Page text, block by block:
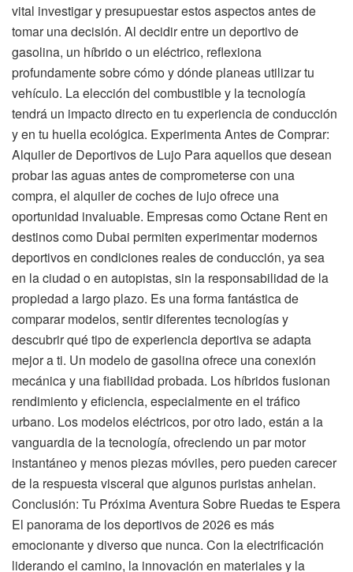
vital investigar y presupuestar estos aspectos antes de
tomar una decisión. Al decidir entre un deportivo de
gasolina, un híbrido o un eléctrico, reflexiona
profundamente sobre cómo y dónde planeas utilizar tu
vehículo. La elección del combustible y la tecnología
tendrá un impacto directo en tu experiencia de conducción
y en tu huella ecológica. Experimenta Antes de Comprar:
Alquiler de Deportivos de Lujo Para aquellos que desean
probar las aguas antes de comprometerse con una
compra, el alquiler de coches de lujo ofrece una
oportunidad invaluable. Empresas como Octane Rent en
destinos como Dubai permiten experimentar modernos
deportivos en condiciones reales de conducción, ya sea
en la ciudad o en autopistas, sin la responsabilidad de la
propiedad a largo plazo. Es una forma fantástica de
comparar modelos, sentir diferentes tecnologías y
descubrir qué tipo de experiencia deportiva se adapta
mejor a ti. Un modelo de gasolina ofrece una conexión
mecánica y una fiabilidad probada. Los híbridos fusionan
rendimiento y eficiencia, especialmente en el tráfico
urbano. Los modelos eléctricos, por otro lado, están a la
vanguardia de la tecnología, ofreciendo un par motor
instantáneo y menos piezas móviles, pero pueden carecer
de la respuesta visceral que algunos puristas anhelan.
Conclusión: Tu Próxima Aventura Sobre Ruedas te Espera
El panorama de los deportivos de 2026 es más
emocionante y diverso que nunca. Con la electrificación
liderando el camino, la innovación en materiales y la